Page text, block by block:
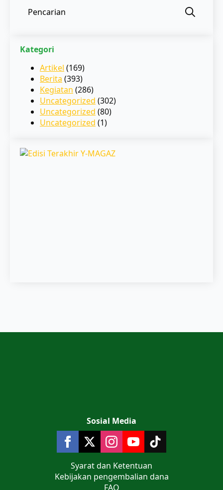
Kategori
Artikel (169)
Berita (393)
Kegiatan (286)
Uncategorized (302)
Uncategorized (80)
Uncategorized (1)
Sosial Media
Syarat dan Ketentuan
Kebijakan pengembalian dana
FAQ